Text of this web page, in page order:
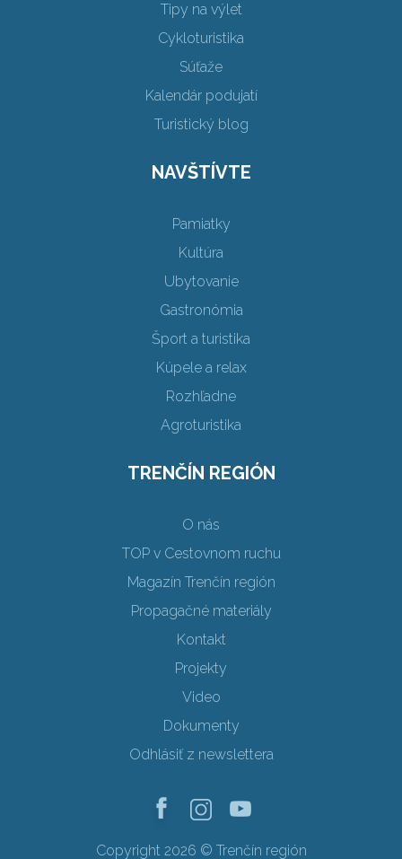
Tipy na výlet
Cykloturistika
Súťaže
Kalendár podujatí
Turistický blog
NAVŠTÍVTE
Pamiatky
Kultúra
Ubytovanie
Gastronómia
Šport a turistika
Kúpele a relax
Rozhľadne
Agroturistika
TRENČÍN REGIÓN
O nás
TOP v Cestovnom ruchu
Magazín Trenčín región
Propagačné materiály
Kontakt
Projekty
Video
Dokumenty
Odhlásiť z newslettera
Copyright 2026 © Trenčín región